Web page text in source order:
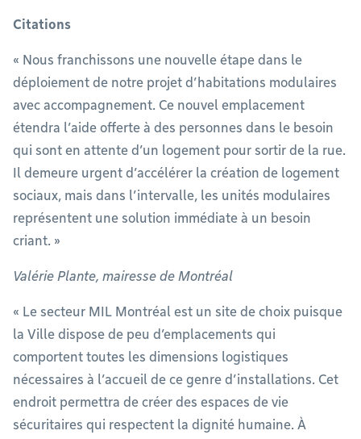
Citations
« Nous franchissons une nouvelle étape dans le
déploiement de notre projet d’habitations modulaires
avec accompagnement. Ce nouvel emplacement
étendra l’aide offerte à des personnes dans le besoin
qui sont en attente d’un logement pour sortir de la rue.
Il demeure urgent d’accélérer la création de logement
sociaux, mais dans l’intervalle, les unités modulaires
représentent une solution immédiate à un besoin
criant. »
Valérie Plante, mairesse de Montréal
« Le secteur MIL Montréal est un site de choix puisque
la Ville dispose de peu d’emplacements qui
comportent toutes les dimensions logistiques
nécessaires à l’accueil de ce genre d’installations. Cet
endroit permettra de créer des espaces de vie
sécuritaires qui respectent la dignité humaine. À